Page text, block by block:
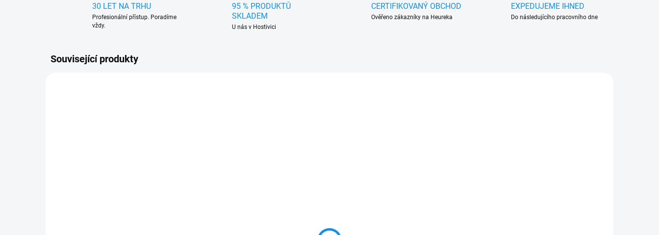
30 LET NA TRHU
Profesionální přístup. Poradíme
vždy.
95 % PRODUKTŮ
SKLADEM
U nás v Hostivici
CERTIFIKOVANÝ OBCHOD
Ověřeno zákazníky na Heureka
EXPEDUJEME IHNED
Do následujícího pracovního dne
Související produkty